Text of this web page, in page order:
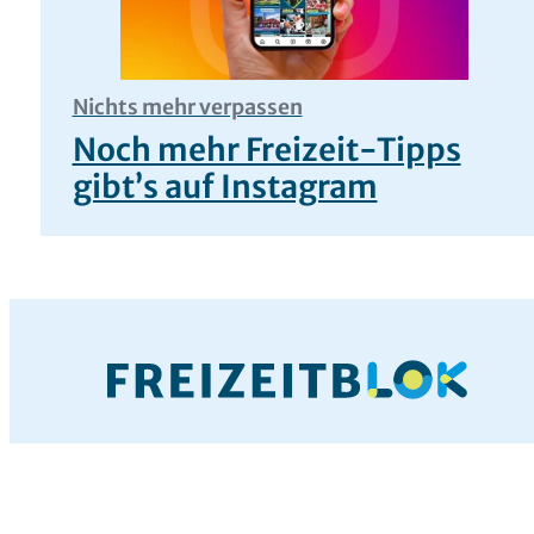
Nichts mehr verpassen
Noch mehr Freizeit-Tipps
gibt’s auf Instagram